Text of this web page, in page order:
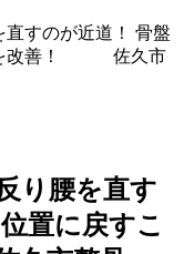
直すのが近道！ 骨盤
を改善！ 佐久市
り腰を直す
置に戻すこ